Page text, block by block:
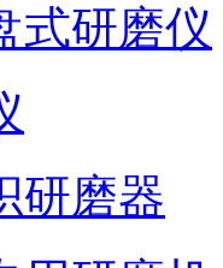
式研磨仪
研磨器